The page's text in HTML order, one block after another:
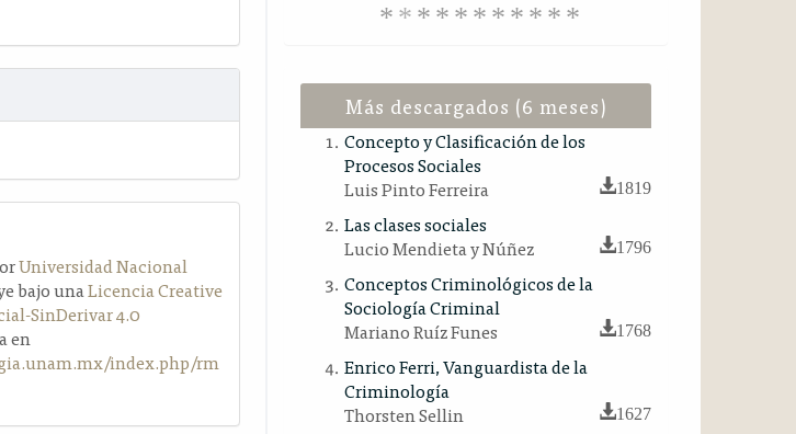
Universidad Nacional
bajo unaLicencia Creative
SinDerivar 4.0
en
index.php/rm
Más descargados (6 meses)
Concepto y Clasificación de los
Procesos Sociales
Luis Pinto Ferreira
1819
Las clases sociales
Lucio Mendieta y Núñez
1796
Conceptos Criminológicos de la
Sociología Criminal
Mariano Ruíz Funes
1768
Enrico Ferri, Vanguardista de la
Criminología
Thorsten Sellin
1627